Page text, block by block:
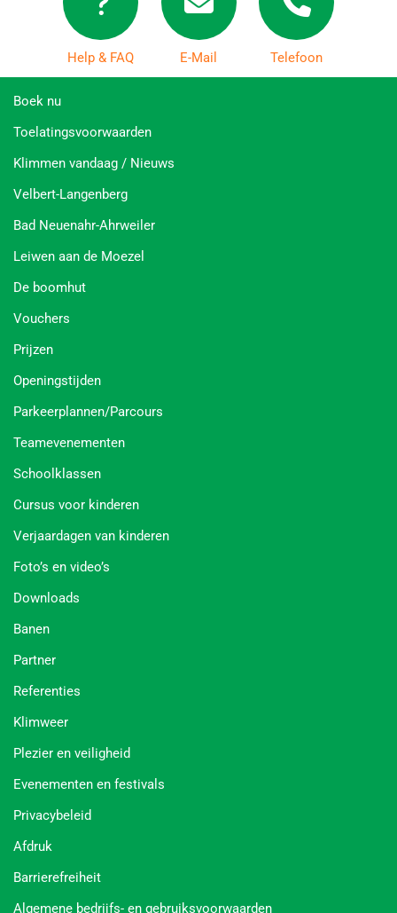
Help & FAQ E-Mail Telefoon
Boek nu
Toelatingsvoorwaarden
Klimmen vandaag / Nieuws
Velbert-Langenberg
Bad Neuenahr-Ahrweiler
Leiwen aan de Moezel
De boomhut
Vouchers
Prijzen
Openingstijden
Parkeerplannen/Parcours
Teamevenementen
Schoolklassen
Cursus voor kinderen
Verjaardagen van kinderen
Foto’s en video’s
Downloads
Banen
Partner
Referenties
Klimweer
Plezier en veiligheid
Evenementen en festivals
Privacybeleid
Afdruk
Barrierefreiheit
Algemene bedrijfs- en gebruiksvoorwaarden